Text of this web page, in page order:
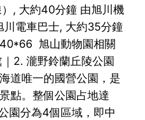
, 大約40分鐘 由旭川機
電車巴士, 大約35分鐘
旭山動物園相關
2. 瀧野鈴蘭丘陵公園
道唯一的國營公園，是
點。整個公園占地達
園分為4個區域，即中